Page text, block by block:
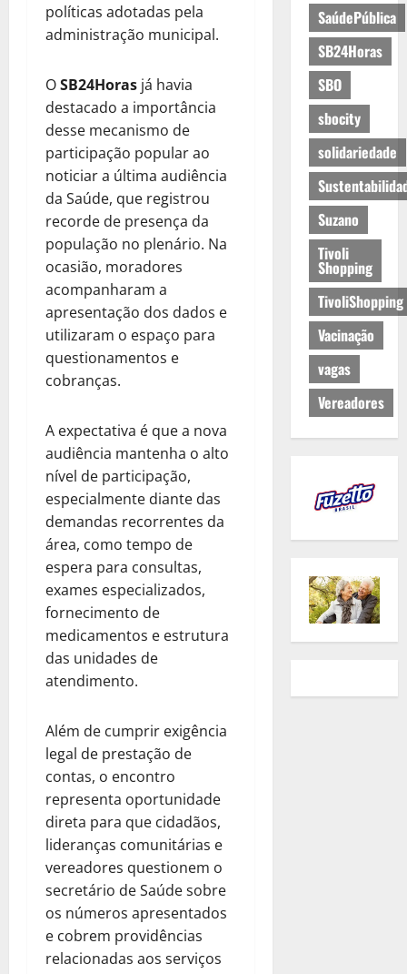
políticas adotadas pela
administração municipal.
OSB24Horas já havia
destacado a importância
desse mecanismo de
participação popular ao
noticiar a última audiência
da Saúde, que registrou
recorde de presença da
população no plenário. Na
ocasião, moradores
acompanharam a
apresentação dos dados e
utilizaram o espaço para
questionamentos e
cobranças.
A expectativa é que a nova
audiência mantenha o alto
nível de participação,
especialmente diante das
demandas recorrentes da
área, como tempo de
espera para consultas,
exames especializados,
fornecimento de
medicamentos e estrutura
das unidades de
atendimento.
Além de cumprir exigência
legal de prestação de
contas, o encontro
representa oportunidade
direta para que cidadãos,
lideranças comunitárias e
vereadores questionem o
secretário de Saúde sobre
os números apresentados
e cobrem providências
relacionadas aos serviços
SaúdePública
SB24Horas
SBO
sbocity
solidariedade
Suzano
Tivoli
Shopping
TivoliShopping
Vacinação
vagas
Vereadores